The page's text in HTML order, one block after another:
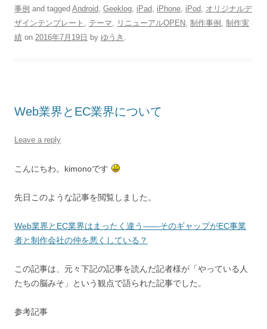
事例 and tagged Android Geeklog iPad iPhone iPod オリジナルデ
ザインテンプレート
テーマ リニューアルOPEN 制作事例 制作実
績 on 2016年7月19日 by ゆうき
Web業界とEC業界について
Leave a reply
こんにちわ。kimonoです
先日このような記事を閲覧しました。
Web業界とEC業界はまったく違う――そのギャップがEC事業
者と制作会社の仲を悪くしている？
この記事は、元々下記の記事を読んだ記者様が「やっている人
たちの脳みそ」という観点で語られた記事でした。
参考記事